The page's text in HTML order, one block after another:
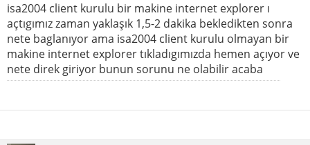
isa2004 client kurulu bir makine internet explorer ı
açtıgımız zaman yaklaşık 1,5-2 dakika bekledikten sonra
nete baglanıyor ama isa2004 client kurulu olmayan bir
makine internet explorer tıkladıgımızda hemen açıyor ve
nete direk giriyor bunun sorunu ne olabilir acaba